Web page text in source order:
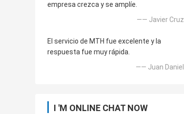
empresa crezca y se amplíe.
—— Javier Cruz
El servicio de MTH fue excelente y la
respuesta fue muy rápida.
—— Juan Daniel
I 'M ONLINE CHAT NOW